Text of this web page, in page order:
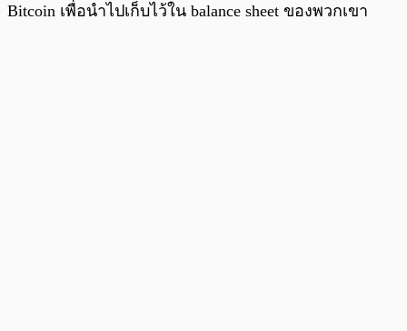
Bitcoin เพื่อนำไปเก็บไว้ใน balance sheet ของพวกเขา